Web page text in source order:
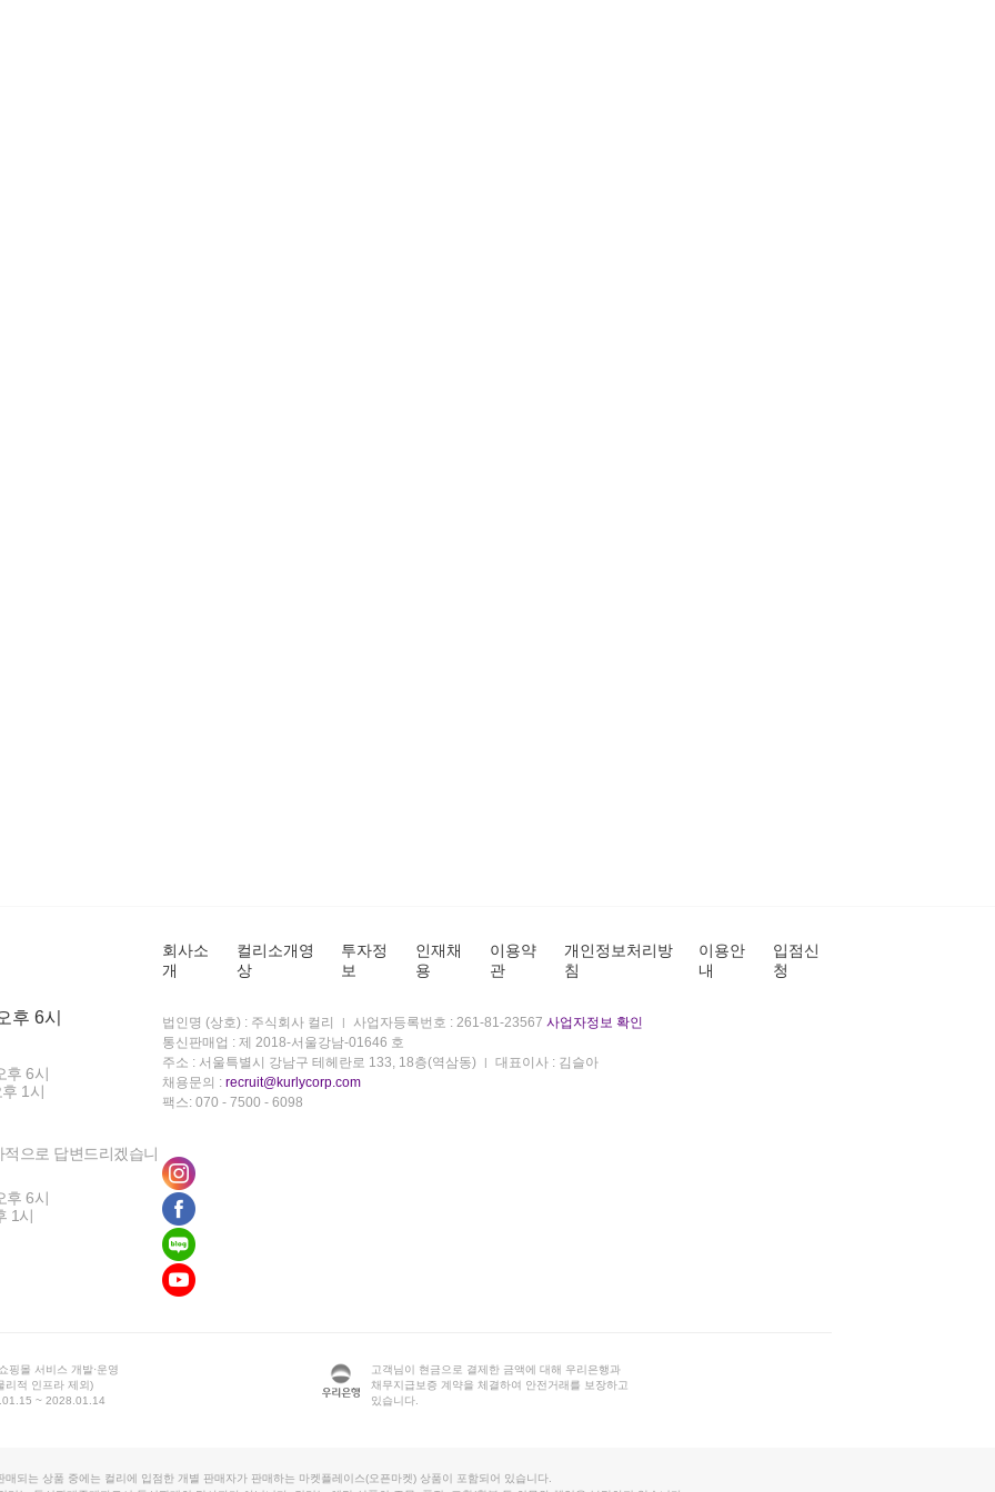
후 6시
후 6시
1시
으로 답변드리겠습니
후 6시
1시
회사소
개
컬리소개영
상
투자정
보
인재채
용
이용약
관
개인정보처리방
침
이용안
내
입점신
청
법인명 (상호) : 주식회사 컬리 사업자등록번호 : 261-81-23567 사업자정보 확인
통신판매업 : 제 2018-서울강남-01646 호
주소 : 서울특별시 강남구 테헤란로 133, 18층(역삼동)
대표이사 : 김슬아
채용문의 : recruit@kurlycorp.com
팩스: 070 - 7500 - 6098
핑몰 서비스 개발·운영
리적 인프라 제외)
~ 2028.01.14
고객님이 현금으로 결제한 금액에 대해 우리은행과
채무지급보증 계약을 체결하여 안전거래를 보장하고
있습니다.
매되는 상품 중에는 컬리에 입점한 개별 판매자가 판매하는 마켓플레이스(오픈마켓) 상품이 포함되어 있습니다.